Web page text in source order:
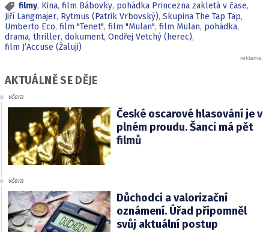
filmy, Kina, film Bábovky, pohádka Princezna zakletá v čase,
Jiří Langmajer, Rytmus (Patrik Vrbovský), Skupina The Tap Tap,
Umberto Eco, film "Tenet", film "Mulan", film Mulan, pohádka,
drama, thriller, dokument, Ondřej Vetchý (herec),
film J’Accuse (Žaluji)
AKTUÁLNĚ SE DĚJE
včera
České oscarové hlasování je v
plném proudu. Šanci má pět
filmů
včera
Důchodci a valorizační
oznámení. Úřad připomněl
svůj aktuální postup